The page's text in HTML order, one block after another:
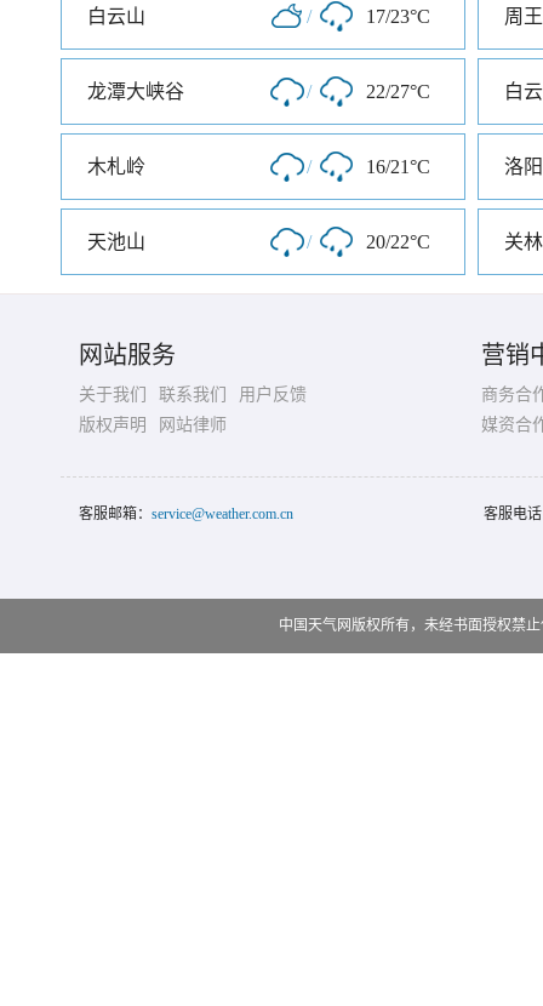
白云山 / 17/23°C
龙潭大峡谷 / 22/27°C 白
木札岭 / 16/21°C 洛
天池山 / 20/22°C 关
网站服务
关于我们 联系我们
用户反馈
版权声明
网站律师
营销
商务合
媒资合
客服邮箱： service@weather.com.cn 客服电
中国天气网版权所有，未经书面授权